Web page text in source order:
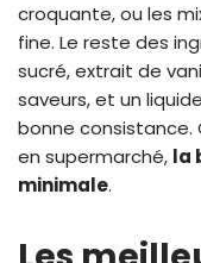
croquante, ou les
fine. Le reste des
sucré, extrait de
saveurs, et un
bonne
en supermarché, la
minimale.